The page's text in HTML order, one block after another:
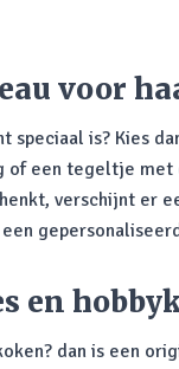
voor
speciaal is? Kies
een tegeltje
verschijnt er
en
dan is een